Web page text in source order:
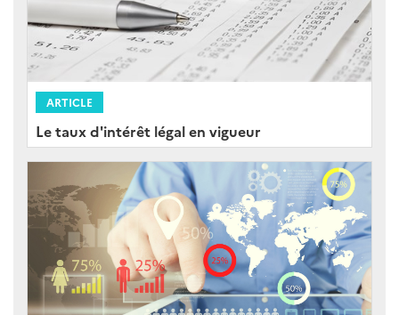
ARTICLE
Le taux d'intérêt légal en vigueur